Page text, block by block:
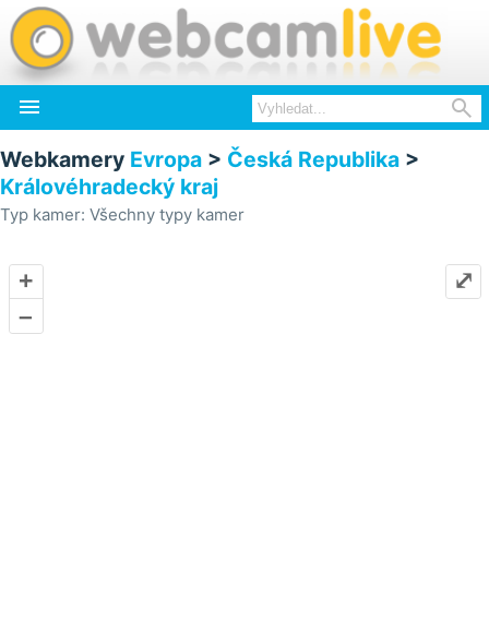
 
Webkamery Evropa > Česká Republika >
Královéhradecký kraj
Typ kamer: Všechny typy kamer
+
–
⤢